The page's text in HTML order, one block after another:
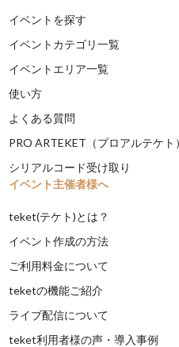
イベントを探す
イベントカテゴリ一覧
イベントエリア一覧
使い方
よくある質問
PRO ARTEKET（プロアルテケト）
シリアルコード受け取り
イベント主催者様へ
teket(テケト)とは？
イベント作成の方法
ご利用料金について
teketの機能ご紹介
ライブ配信について
teket利用者様の声・導入事例